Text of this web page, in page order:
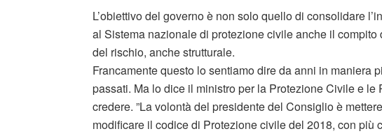
L’obiettivo del governo è non solo quello di consolidare
al Sistema nazionale di protezione civile anche il
del rischio, anche strutturale.
Francamente questo lo sentiamo dire da anni in maniera
passati. Ma lo dice il ministro per la Protezione Civile e
credere. ”La volontà del presidente del Consiglio è
modificare il codice di Protezione civile del 2018, con più